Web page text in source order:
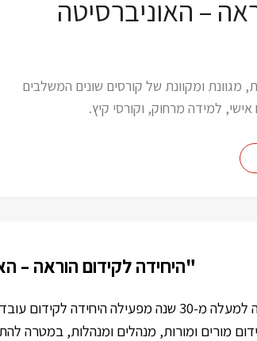
– האוניברסיטה
מגוונת ומקוונת של קורסים שונים המשלבים
למידה מרחוק, וקורסי קיץ.
"היחידה לקידום הוראה –
מזה למעלה מ-30 שנה מפעילה היחידה
מורים ומורות, מנהלים ומנהלות, במטרה